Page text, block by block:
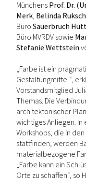
Münchens Prof. Dr.
Merk, Belinda
Büro Sauerbruch
Büro MVRDV sowie
Stefanie Wettstein
„Farbe ist ein
Gestaltungmittel“,
Vorstandsmitglied
Themas. Die
architektonischer
wichtiges Anliegen.
Workshops, die in
stattfinden, werden
materialbezogene
„Farbe kann ein
Orte zu schaffen“, so